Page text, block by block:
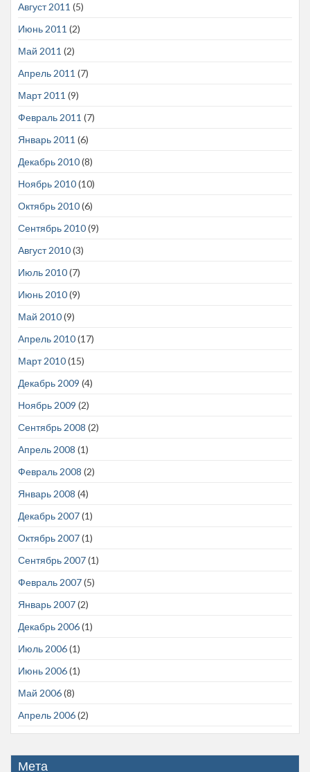
Август 2011 (5)
Июнь 2011 (2)
Май 2011 (2)
Апрель 2011 (7)
Март 2011 (9)
Февраль 2011 (7)
Январь 2011 (6)
Декабрь 2010(8)
Ноябрь 2010(10)
Октябрь 2010(6)
Сентябрь 2010(9)
Август 2010(3)
Июль 2010(7)
Июнь 2010(9)
Май 2010(9)
Апрель 2010(17)
Март 2010(15)
Декабрь 2009 (4)
Ноябрь 2009 (2)
Сентябрь 2008 (2)
Апрель 2008 (1)
Февраль 2008 (2)
Январь 2008 (4)
Декабрь 2007(1)
Октябрь 2007(1)
Сентябрь 2007(1)
Февраль 2007(5)
Январь 2007(2)
Декабрь 2006(1)
Июль 2006(1)
Июнь 2006(1)
Май 2006(8)
Апрель 2006(2)
Мета